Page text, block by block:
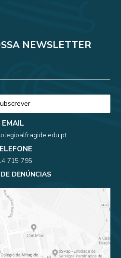
NEWSLETTER
EMAIL
715 795
DENÚNCIAS